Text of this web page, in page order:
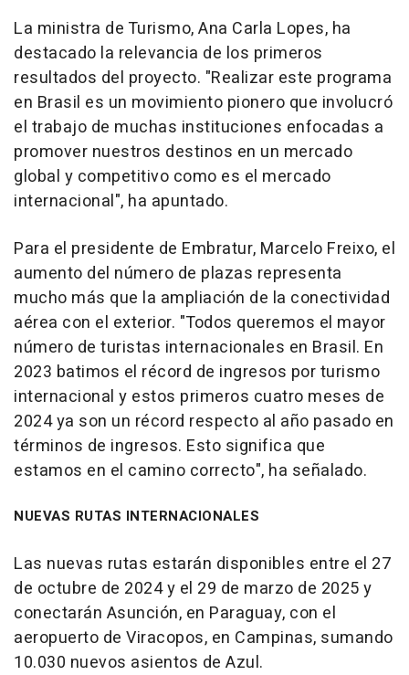
La ministra de Turismo, Ana Carla Lopes, ha
destacado la relevancia de los primeros
resultados del proyecto. "Realizar este programa
en Brasil es un movimiento pionero que involucró
el trabajo de muchas instituciones enfocadas a
promover nuestros destinos en un mercado
global y competitivo como es el mercado
internacional", ha apuntado.
Para el presidente de Embratur, Marcelo Freixo, el
aumento del número de plazas representa
mucho más que la ampliación de la conectividad
aérea con el exterior. "Todos queremos el mayor
número de turistas internacionales en Brasil. En
2023 batimos el récord de ingresos por turismo
internacional y estos primeros cuatro meses de
2024 ya son un récord respecto al año pasado en
términos de ingresos. Esto significa que
estamos en el camino correcto", ha señalado.
NUEVAS RUTAS INTERNACIONALES
Las nuevas rutas estarán disponibles entre el 27
de octubre de 2024 y el 29 de marzo de 2025 y
conectarán Asunción, en Paraguay, con el
aeropuerto de Viracopos, en Campinas, sumando
10.030 nuevos asientos de Azul.